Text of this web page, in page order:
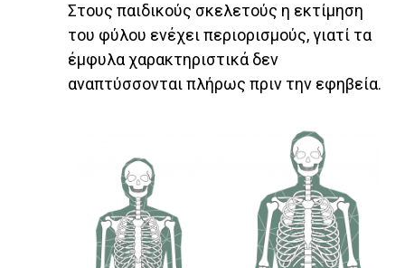
Στους παιδικούς σκελετούς η εκτίμηση
του φύλου ενέχει περιορισμούς, γιατί τα
έμφυλα χαρακτηριστικά δεν
αναπτύσσονται πλήρως πριν την εφηβεία.